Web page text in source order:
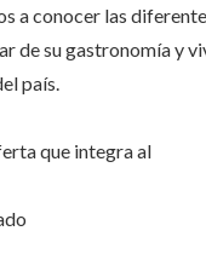
a conocer las
de su gastronomía y
país.
que integra al